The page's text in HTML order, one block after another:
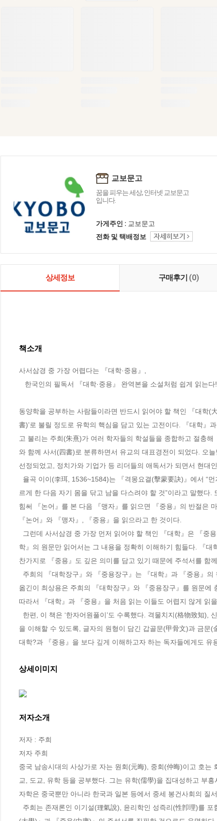
교보문고
꿈을 피우는 세상, 인터넷 교보문고
입니다.
가게주인 : 교보문고
전화 및 택배정보
상세정보 구매후기 (0)
책소개
사서삼경 중 가장 어렵다는 『대학·중용』,
동양학을 공부하는 사람들이라면 반드시 읽어야 할 책인 『대학(
書)’로 불릴 정도로 유학의 핵심을 담고 있는 고전이다. 『대학』
고 불리는 주희(朱熹)가 여러 학자들의 학설들을 종합하고 절충
와 함께 사서(四書)로 분류하면서 유교의 대표경전이 되었다. 오
선정되었고, 정치가와 기업가 등 리더들의 애독서가 되면서 현대
르게 한 다음 자기 몸을 닦고 남을 다스려야 할 것”이라고 말했다
힘써 『논어』를 본 다음 『맹자』를 읽으면 『중용』의 반절은
『논어』와 『맹자』, 『중용』을 읽으라고 한 것이다.
학』의 원문만 읽어서는 그 내용을 정확히 이해하기 힘들다. 『
찬가지로 『중용』도 깊은 의미를 담고 있기 때문에 주석서를 함
옮긴이 최상용은 주희의 『대학장구』와 『중용장구』를 원문
따라서 『대학』과 『중용』을 처음 읽는 이들도 어렵지 않게 읽
을 이해할 수 있도록, 글자의 원형이 담긴 갑골문(甲骨文)과 금문
대학?과 『중용』을 보다 깊게 이해하고자 하는 독자들에게도 유
상세이미지
저자소개
저자 : 주희
저자 주희
중국 남송시대의 사상가로 자는 원회(元晦), 중회(仲晦)이고 호
교, 도교, 유학 등을 공부했다. 그는 유학(儒學)을 집대성하고 부
자학은 중국뿐만 아니라 한국과 일본 등에서 중세 봉건사회의 질